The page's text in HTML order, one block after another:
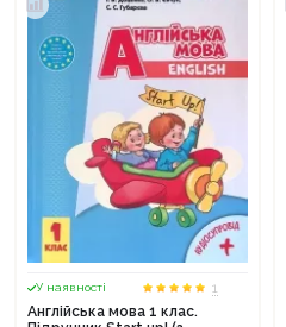
У наявності
1
Англійська мова 1 клас.